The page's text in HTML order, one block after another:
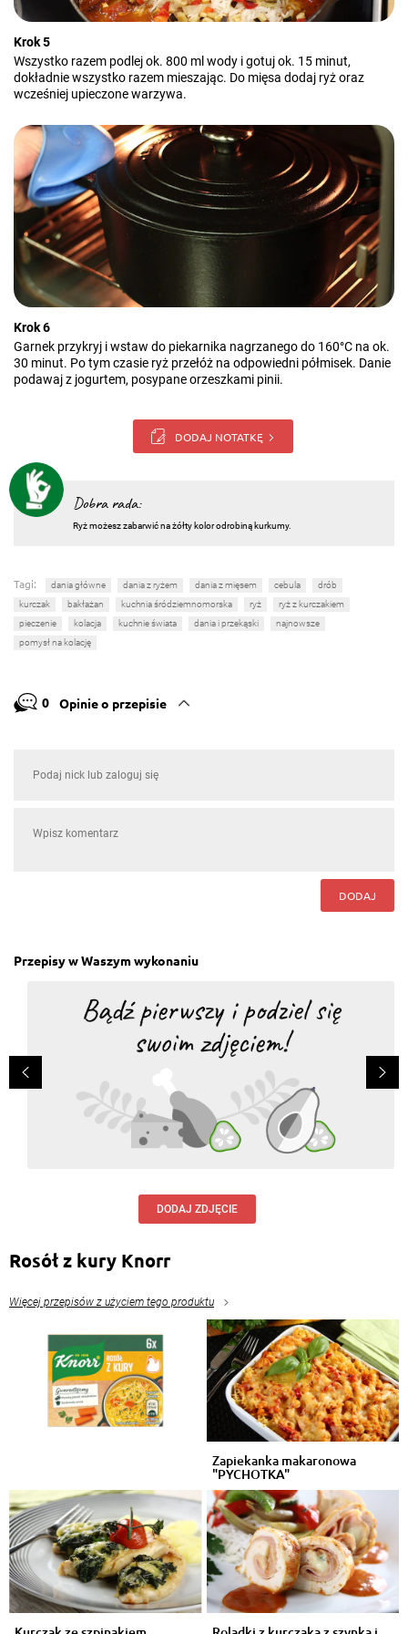
Krok 5
Wszystko razem podlej ok. 800 ml wody i gotuj ok. 15 minut,
dokładnie wszystko razem mieszając. Do mięsa dodaj ryż oraz
wcześniej upieczone warzywa.
Krok 6
Garnek przykryj i wstaw do piekarnika nagrzanego do 160°C na ok.
30 minut. Po tym czasie ryż przełóż na odpowiedni półmisek. Danie
podawaj z jogurtem, posypane orzeszkami pinii.
DODAJ NOTATKĘ
Dobra rada:
Ryż możesz zabarwić na żółty kolor odrobiną kurkumy.
Tagi: dania główne dania z ryżem dania z mięsem cebula
drób
kurczak
bakłażan kuchnia śródziemnomorska ryż
ryż z kurczakiem
pieczenie
kolacja kuchnie świata dania i przekąski
najnowsze
pomysł na kolację
0 Opinie o przepisie
DODAJ
Przepisy w Waszym wykonaniu
DODAJ ZDJĘCIE
Rosół z kury Knorr
Więcej przepisów z użyciem tego produktu
Zapiekanka makaronowa
"PYCHOTKA"